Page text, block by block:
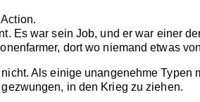
Es war sein Job, und er war einer
dort wo niemand etwas
Als einige unangenehme
in den Krieg zu ziehen.